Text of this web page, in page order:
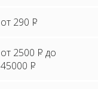
от 290 P
от 2500 P до
45000 P